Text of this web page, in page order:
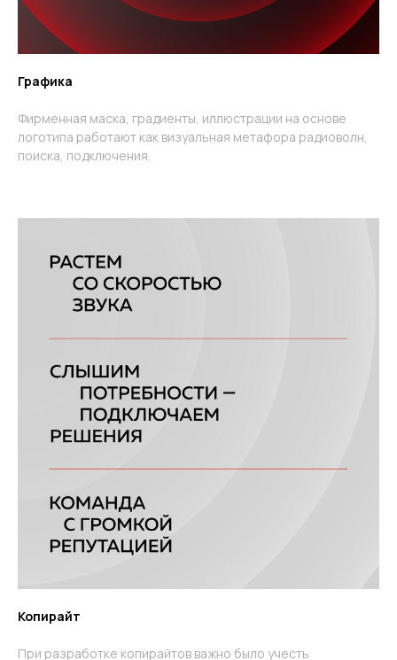
Графика
Фирменная маска, градиенты, иллюстрации на основе
логотипа работают как визуальная метафора радиоволн,
поиска, подключения.
Копирайт
При разработке копирайтов важно было учесть